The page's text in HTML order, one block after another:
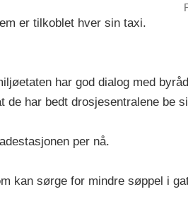
er tilkoblet hver sin taxi.
har god dialog med
har bedt drosjesentralene be
per nå.
kan sørge for mindre søppel i